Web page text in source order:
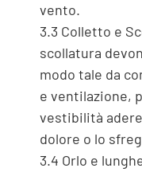
vento.
3.3 Colletto e
scollatura
modo tale da
e ventilazione,
vestibilità
dolore o lo
3.4 Orlo e